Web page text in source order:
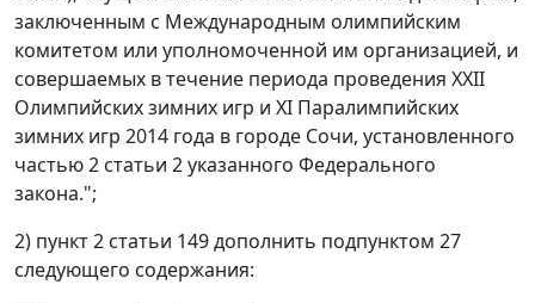
заключенным с Международным олимпийским
комитетом или уполномоченной им организацией, и
совершаемых в течение периода проведения XXII
Олимпийских зимних игр и XI Паралимпийских
зимних игр 2014 года в городе Сочи, установленного
частью 2 статьи 2 указанного Федерального
закона.";
2) пункт 2 статьи 149 дополнить подпунктом 27
следующего содержания: